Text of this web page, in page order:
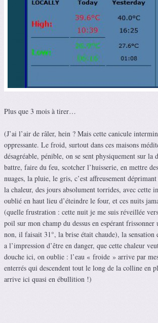
Plus que 3 mois à tirer…
(J’ai l’air de râler, hein ? Mais cette canicule
oppressante. Le froid, surtout dans ces maisons
désagréable, pénible, on se sent physiquement sur la
battre, faire du feu, scotcher l’huisserie, en mettre
nuages, la pluie, le gris, c’est affreusement
la chaleur, des jours absolument torrides, avec cette
oublié en haut lieu d’éteindre le four, et ces nuits
(quelle frustration : cette nuit je me suis réveillée
poil sur mon champ du dessus en espérant
non, il faisait 31°, la brise était chaude), la sensation
a l’impression d’être en danger, que cette chaleur
douche ici, on oublie : l’eau « froide » arrive par
enterrés qui descendent tout le long de la colline en
arrive ici quasi en ébullition !)